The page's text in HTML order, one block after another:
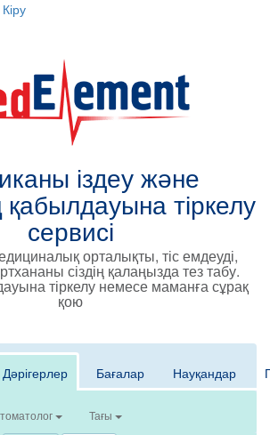
Кіру
іздеу және
қабылдауына тіркелу
сервисі
орталықты, тіс емдеуді,
сіздің қалаңызда тез табу.
тіркелу немесе маманға сұрақ
қою
Дәрігерлер Бағалар Науқандар
Тағы